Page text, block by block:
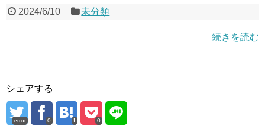
2024/6/10 未分類
続きを読む
シェアする
error 0 0